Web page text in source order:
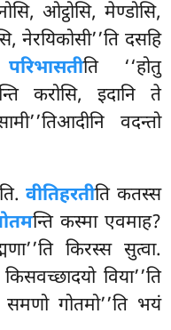
ओट्ठोसि, मेण्डोसि,
नेरयिकोसी’’ति दसहि
परिभासतीति ‘‘होतु
करोसि, इदानि ते
वदन्तो
वीतिहरतीति कतस्स
न्ति कस्मा एवमाह?
किरस्स सुत्वा.
विया’’ति
गोतमो’’ति भयं